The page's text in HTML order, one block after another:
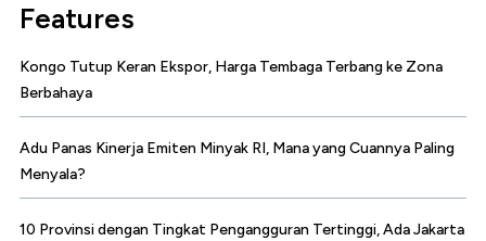
Features
Kongo Tutup Keran Ekspor, Harga Tembaga Terbang ke Zona
Berbahaya
Adu Panas Kinerja Emiten Minyak RI, Mana yang Cuannya Paling
Menyala?
10 Provinsi dengan Tingkat Pengangguran Tertinggi, Ada Jakarta